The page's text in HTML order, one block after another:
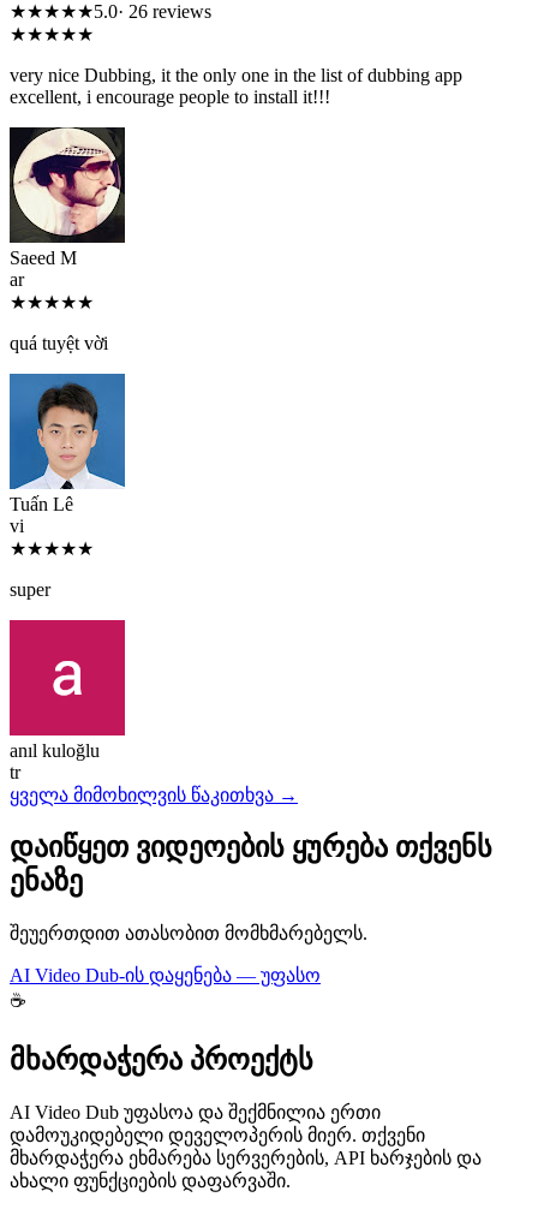
★★★★★5.0· 26 reviews
★★★★★
very nice Dubbing, it the only one in the list of dubbing app
excellent, i encourage people to install it!!!
Saeed M
ar
★★★★★
quá tuyệt vời
Tuấn Lê
vi
★★★★★
super
anıl kuloğlu
tr
ყველა მიმოხილვის წაკითხვა →
დაიწყეთ ვიდეოების ყურება თქვენს
ენაზე
შეუერთდით ათასობით მომხმარებელს.
AI Video Dub-ის დაყენება — უფასო
☕
მხარდაჭერა პროექტს
AI Video Dub უფასოა და შექმნილია ერთი
დამოუკიდებელი დეველოპერის მიერ. თქვენი
მხარდაჭერა ეხმარება სერვერების, API ხარჯების და
ახალი ფუნქციების დაფარვაში.